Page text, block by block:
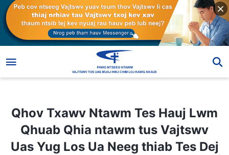
Qhov Txawv Ntawm Tes Hauj Lwm
Qhuab Qhia ntawm tus Vajtswv
Uas Yug Los Ua Neeg thiab Tes Dej